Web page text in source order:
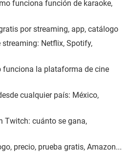
funciona función de karaoke,
por streaming, app, catálogo
Netflix, Spotify,
funciona la plataforma de cine
cualquier país: México,
Twitch: cuánto se gana,
precio, prueba gratis, Amazon...